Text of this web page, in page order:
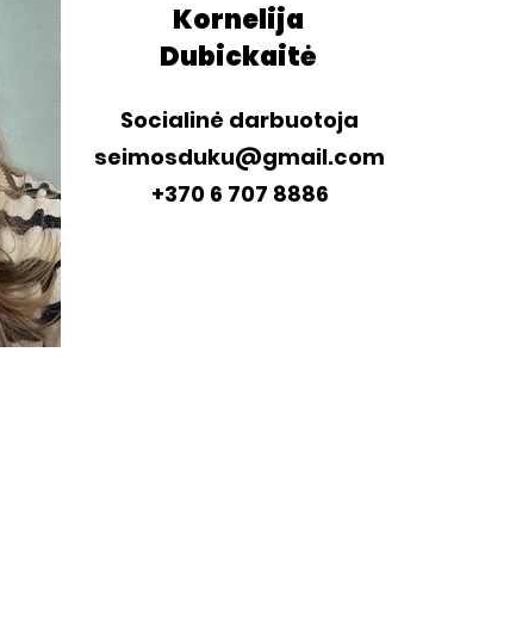
Kornelija
Dubickaitė
Socialinė darbuotoja
seimosduku@gmail.com
+370 6 707 8886